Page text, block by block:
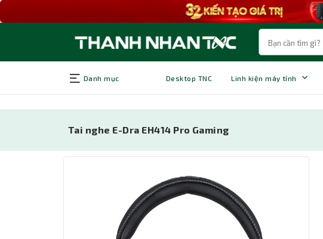
Danh mục Desktop TNC Linh kiện máy tính
Tai nghe E-Dra EH414 Pro Gaming